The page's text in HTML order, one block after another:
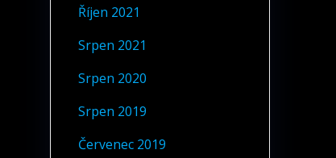
Říjen 2021
Srpen 2021
Srpen 2020
Srpen 2019
Červenec 2019